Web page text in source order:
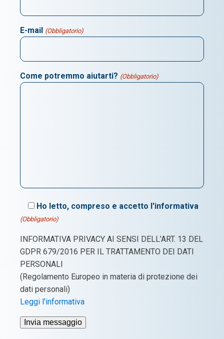
E-mail (Obbligatorio)
Come potremmo aiutarti? (Obbligatorio)
Ho letto, compreso e accetto l'informativa
(Obbligatorio)
INFORMATIVA PRIVACY AI SENSI DELL’ART. 13 DEL
GDPR 679/2016 PER IL TRATTAMENTO DEI DATI
PERSONALI
(Regolamento Europeo in materia di protezione dei
dati personali)
Leggi l'informativa